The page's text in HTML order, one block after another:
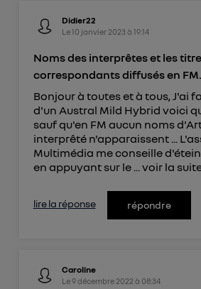
Didier22
Le10 janvier 2023 à 19:14
Noms des interprêtes et les
correspondants diffusés en
Bonjour à toutes et à tous, J'ai
d'un Austral Mild Hybrid voici
sauf qu'en FM aucun noms
interprêté n'apparaissent ...
Multimédia me conseille
en appuyant sur le ...voir la
lire la réponse répondre
Caroline
Le9 décembre 2022 à 08:34